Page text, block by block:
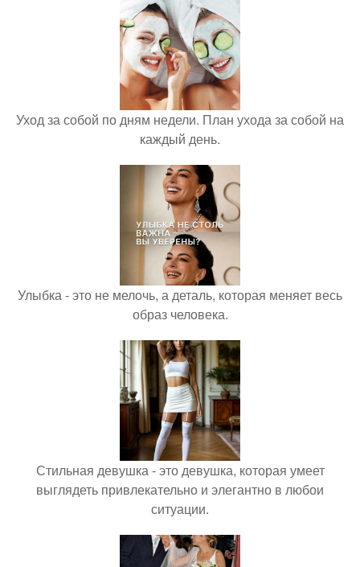
Уход за собой по дням недели. План ухода за собой на
каждый день.
Улыбка - это не мелочь, а деталь, которая меняет весь
образ человека.
Стильная девушка - это девушка, которая умеет
выглядеть привлекательно и элегантно в любои
ситуации.